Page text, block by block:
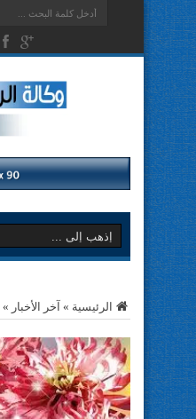
الرئيسية » آخر الأخبار »